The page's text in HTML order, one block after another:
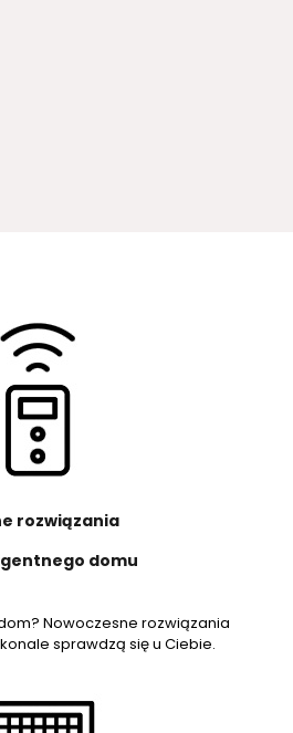
rozwiązania
domu
Nowoczesne rozwiązania
sprawdzą się u Ciebie.